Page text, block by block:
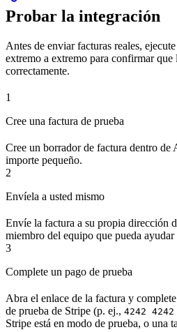
Probar la integración
Antes de enviar facturas reales,
extremo a extremo para confirmar
correctamente.
1
Cree una factura de prueba
Cree un borrador de factura dentro de
importe pequeño.
2
Envíela a usted mismo
Envíe la factura a su propia dirección
miembro del equipo que pueda ayudar
3
Complete un pago de prueba
Abra el enlace de la factura y
de prueba de Stripe (p. ej., 4242
Stripe está en modo de prueba, o una